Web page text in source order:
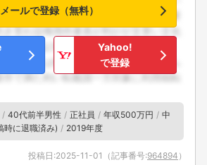
メールで登録（無料）
Yahoo!
で登録
40代前半男性 正社員 年収500万円
中
時に退職済み)
2019年度
投稿日:2025-11-01 （記事番号:964894 ）